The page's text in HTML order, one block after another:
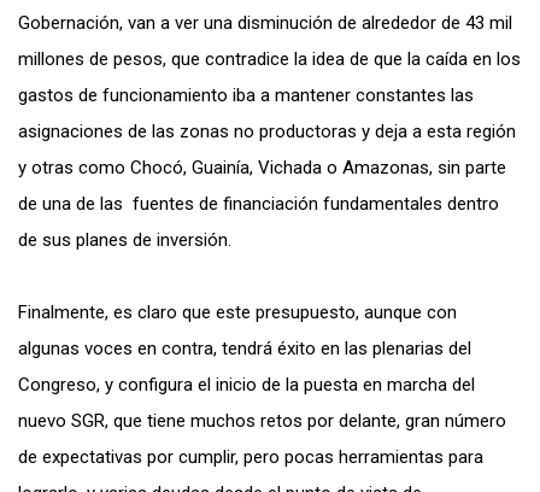
Gobernación, van a ver una disminución de alrededor de 43 mil
millones de pesos, que contradice la idea de que la caída en los
gastos de funcionamiento iba a mantener constantes las
asignaciones de las zonas no productoras y deja a esta región
y otras como Chocó, Guainía, Vichada o Amazonas, sin parte
de una de las fuentes de financiación fundamentales dentro
de sus planes de inversión.
Finalmente, es claro que este presupuesto, aunque con
algunas voces en contra, tendrá éxito en las plenarias del
Congreso, y configura el inicio de la puesta en marcha del
nuevo SGR, que tiene muchos retos por delante, gran número
de expectativas por cumplir, pero pocas herramientas para